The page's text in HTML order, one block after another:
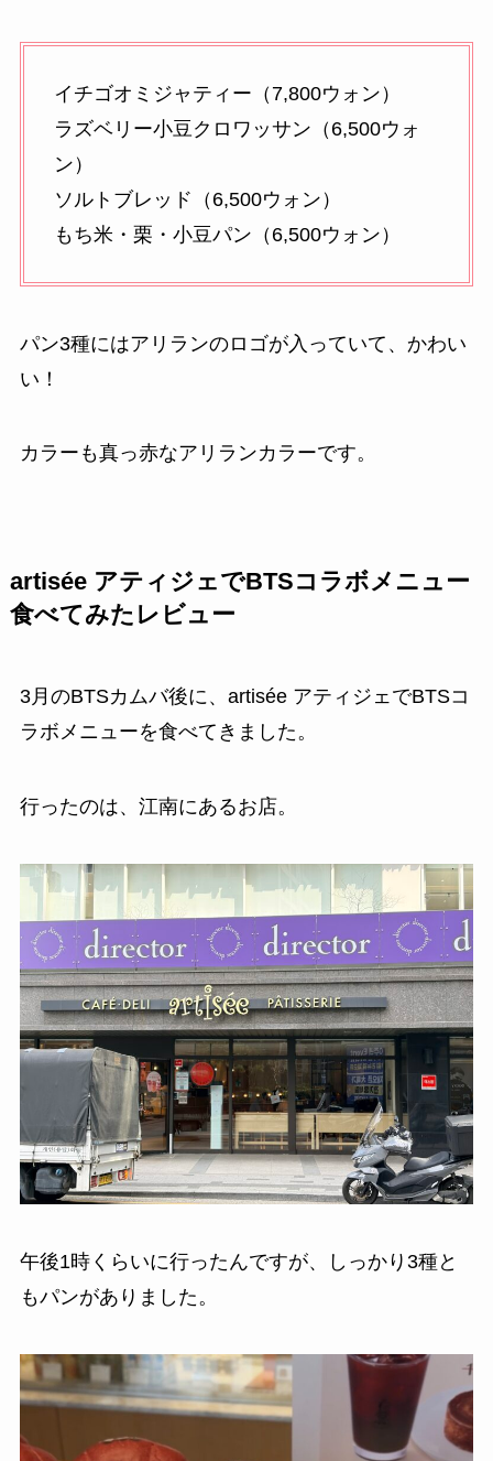
イチゴオミジャティー（7,800ウォン）
ラズベリー小豆クロワッサン（6,500ウォ
ン）
ソルトブレッド（6,500ウォン）
もち米・栗・小豆パン（6,500ウォン）
パン3種にはアリランのロゴが入っていて、かわい
い！
カラーも真っ赤なアリランカラーです。
artisée アティジェでBTSコラボメニュー
食べてみたレビュー
3月のBTSカムバ後に、artisée アティジェでBTSコ
ラボメニューを食べてきました。
行ったのは、江南にあるお店。
午後1時くらいに行ったんですが、しっかり3種と
もパンがありました。